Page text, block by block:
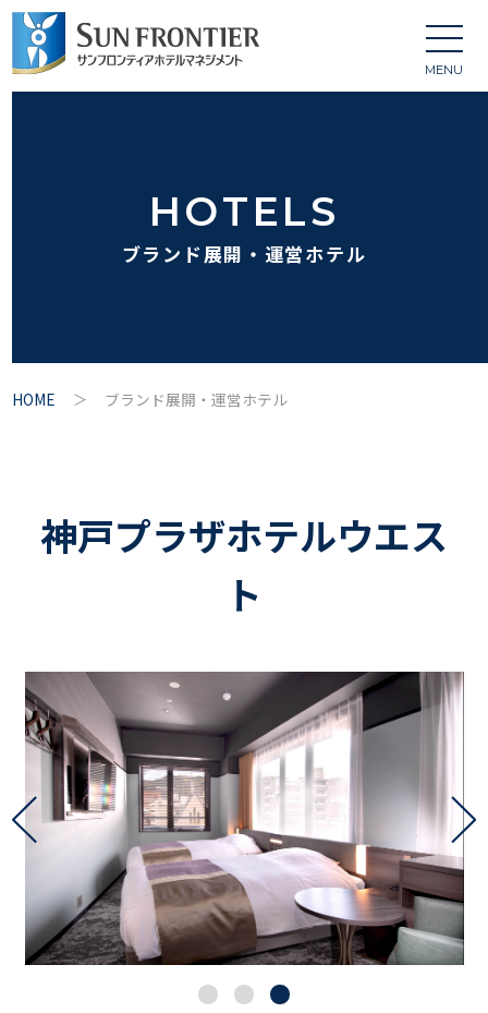
MENU
HOTELS
ブランド展開・運営ホテル
HOME ブランド展開・運営ホテル
神戸プラザホテルウエス
ト